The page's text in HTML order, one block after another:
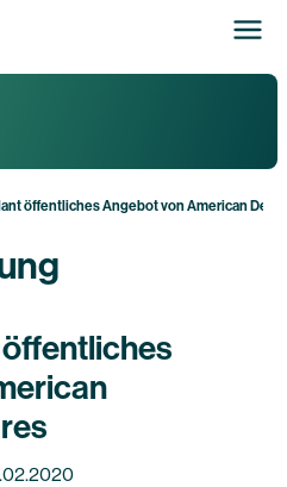
öffentliches Angebot von American